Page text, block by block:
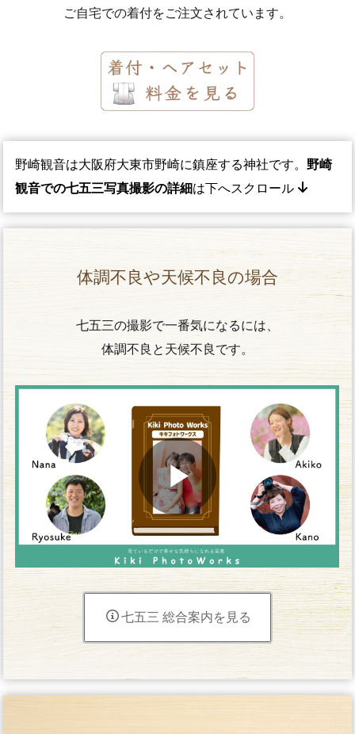
ご自宅での着付をご注文されています。
野崎観音は大阪府大東市野崎に鎮座する神社です。 野崎
観音での七五三写真撮影の詳細は下へスクロール
体調不良や天候不良の場合
七五三の撮影で一番気になるには、
体調不良と天候不良です。
七五三 総合案内を見る